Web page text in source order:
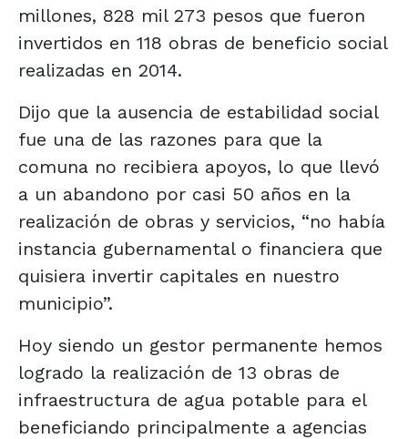
millones, 828 mil 273 pesos que fueron
invertidos en 118 obras de beneficio social
realizadas en 2014.
Dijo que la ausencia de estabilidad social
fue una de las razones para que la
comuna no recibiera apoyos, lo que llevó
a un abandono por casi 50 años en la
realización de obras y servicios, “no había
instancia gubernamental o financiera que
quisiera invertir capitales en nuestro
municipio”.
Hoy siendo un gestor permanente hemos
logrado la realización de 13 obras de
infraestructura de agua potable para el
beneficiando principalmente a agencias